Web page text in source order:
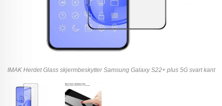
IMAK Herdet Glass skjermbeskytter Samsung Galaxy S22+ plus 5G svart kant